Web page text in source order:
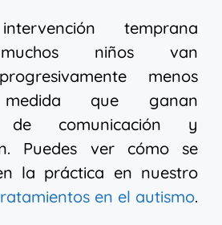
temprana
niños van
menos
que ganan
de comunicación y
Puedes ver cómo se
la práctica en nuestro
en el autismo.